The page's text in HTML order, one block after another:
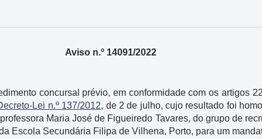
Aviso n.º 14091/2022
concursal prévio, em conformidade com os artigos
Lei n.º 137/2012, de 2 de julho, cujo resultado foi
Maria José de Figueiredo Tavares, do grupo de
Escola Secundária Filipa de Vilhena, Porto, para um